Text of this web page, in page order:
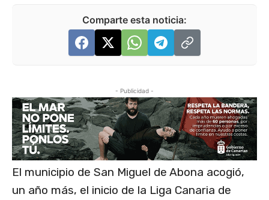
Comparte esta noticia:
- Publicidad -
El municipio de San Miguel de Abona acogió,
un año más, el inicio de la Liga Canaria de